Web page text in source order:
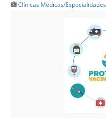
Clínicas Médicas/Especialidades